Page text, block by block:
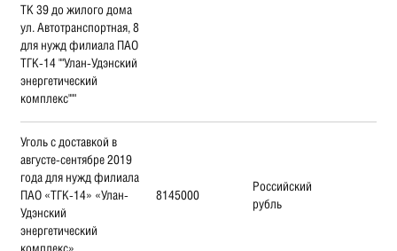
ТК 39 до жилого дома
ул. Автотранспортная, 8
для нужд филиала ПАО
ТГК-14 ""Улан-Удэнский
энергетический
комплекс"""
Уголь с доставкой в
августе-сентябре 2019
года для нужд филиала
ПАО «ТГК-14» «Улан-
Удэнский
энергетический
комплекс»
8145000
Российский
рубль